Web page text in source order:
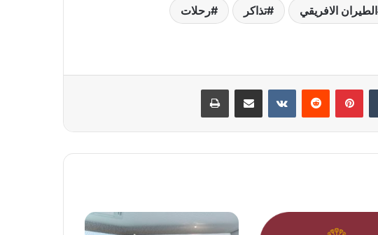
الطيران الافريقي تذاكر رحلات
بينتيريست مشاركة عبر البريد طباعة